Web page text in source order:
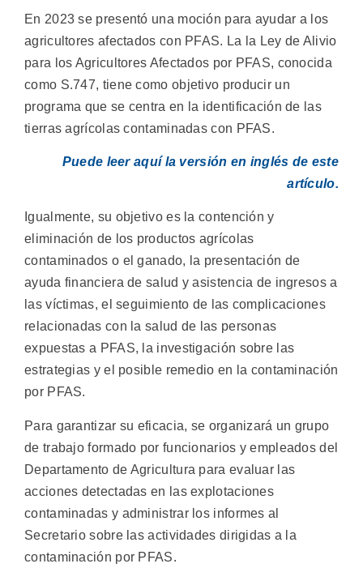
En 2023 se presentó una moción para ayudar a los
agricultores afectados con PFAS. La la Ley de Alivio
para los Agricultores Afectados por PFAS, conocida
como S.747, tiene como objetivo producir un
programa que se centra en la identificación de las
tierras agrícolas contaminadas con PFAS.
Puede leer aquí la versión en inglés de este
artículo.
Igualmente, su objetivo es la contención y
eliminación de los productos agrícolas
contaminados o el ganado, la presentación de
ayuda financiera de salud y asistencia de ingresos a
las víctimas, el seguimiento de las complicaciones
relacionadas con la salud de las personas
expuestas a PFAS, la investigación sobre las
estrategias y el posible remedio en la contaminación
por PFAS.
Para garantizar su eficacia, se organizará un grupo
de trabajo formado por funcionarios y empleados del
Departamento de Agricultura para evaluar las
acciones detectadas en las explotaciones
contaminadas y administrar los informes al
Secretario sobre las actividades dirigidas a la
contaminación por PFAS.